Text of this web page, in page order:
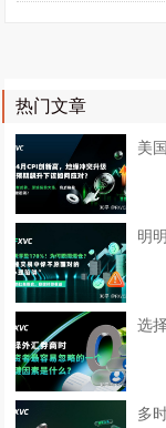
热门文章
美
明
选
多